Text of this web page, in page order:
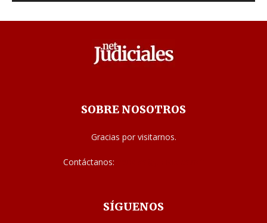
SOBRE NOSOTROS
Gracias por visitarnos.
Contáctanos:
SÍGUENOS